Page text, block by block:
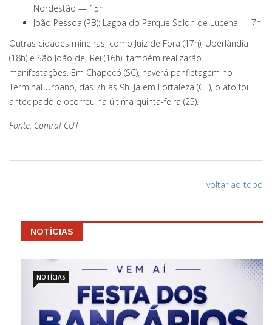
Nordestão — 15h
João Pessoa (PB): Lagoa do Parque Solon de Lucena — 7h
Outras cidades mineiras, como Juiz de Fora (17h), Uberlândia
(18h) e São João del-Rei (16h), também realizarão
manifestações. Em Chapecó (SC), haverá panfletagem no
Terminal Urbano, das 7h às 9h. Já em Fortaleza (CE), o ato foi
antecipado e ocorreu na última quinta-feira (25).
Fonte: Contraf-CUT
voltar ao topo
NOTÍCIAS
NOTÍCIAS